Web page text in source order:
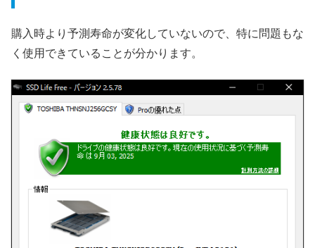
購入時より予測寿命が変化していないので、特に問題もな
く使用できていることが分かります。